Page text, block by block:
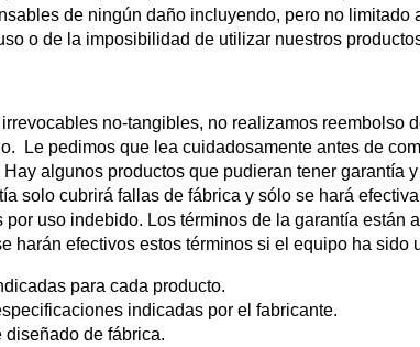
de ningún daño incluyendo, pero no limitado
o de la imposibilidad de utilizar nuestros
no-tangibles, no realizamos reembolso
Le pedimos que lea cuidadosamente antes de
algunos productos que pudieran tener garantía
solo cubrirá fallas de fábrica y sólo se hará
uso indebido. Los términos de la garantía están
harán efectivos estos términos si el equipo ha sido
para cada producto.
indicadas por el fabricante.
de fábrica.